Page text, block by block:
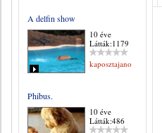
A delfin show
10 éve
Látták:1179
kaposztajanos
Phibus.
10 éve
Látták:486